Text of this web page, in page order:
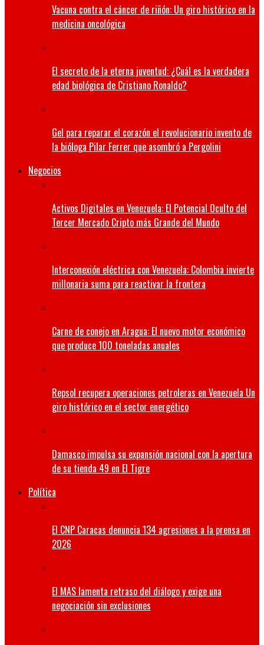
Vacuna contra el cáncer de riñón: Un giro histórico en la
medicina oncológica
El secreto de la eterna juventud: ¿Cuál es la verdadera
edad biológica de Cristiano Ronaldo?
Gel para reparar el corazón el revolucionario invento de
la bióloga Pilar Ferrer que asombró a Pergolini
Negocios
Activos Digitales en Venezuela: El Potencial Oculto del
Tercer Mercado Cripto más Grande del Mundo
Interconexión eléctrica con Venezuela: Colombia invierte
millonaria suma para reactivar la frontera
Carne de conejo en Aragua: El nuevo motor económico
que produce 100 toneladas anuales
Repsol recupera operaciones petroleras en Venezuela Un
giro histórico en el sector energético
Damasco impulsa su expansión nacional con la apertura
de su tienda 49 en El Tigre
Política
El CNP Caracas denuncia 134 agresiones a la prensa en
2026
El MAS lamenta retraso del diálogo y exige una
negociación sin exclusiones